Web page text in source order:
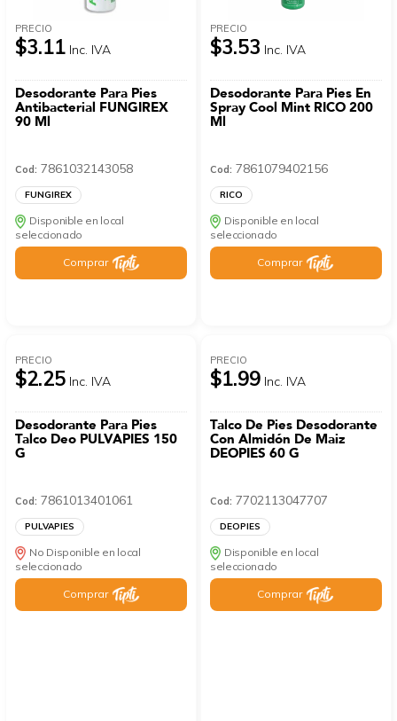
PRECIO
$3.11 Inc. IVA
Desodorante Para Pies
Antibacterial FUNGIREX
90 Ml
Cod: 7861032143058
FUNGIREX
Disponible en local
seleccionado
Comprar
PRECIO
$3.53 Inc. IVA
Desodorante Para Pies En
Spray Cool Mint RICO 200
Ml
Cod: 7861079402156
RICO
Disponible en local
seleccionado
Comprar
PRECIO
$2.25 Inc. IVA
Desodorante Para Pies
Talco Deo PULVAPIES 150
G
Cod: 7861013401061
PULVAPIES
No Disponible en local
seleccionado
Comprar
PRECIO
$1.99 Inc. IVA
Talco De Pies Desodorante
Con Almidón De Maiz
DEOPIES 60 G
Cod: 7702113047707
DEOPIES
Disponible en local
seleccionado
Comprar